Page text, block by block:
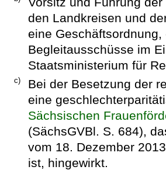
den Landkreisen und
eine
Begleitausschüsse im
Staatsministerium für
c)
Bei der Besetzung der
eine
Sächsischen
(SächsGVBl. S. 684),
vom 18. Dezember
ist, hingewirkt.